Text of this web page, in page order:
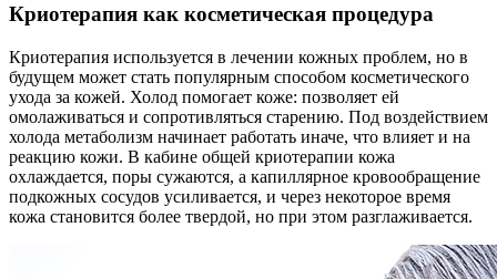
Криотерапия как косметическая процедура
Криотерапия используется в лечении кожных проблем, но в
будущем может стать популярным способом косметического
ухода за кожей. Холод помогает коже: позволяет ей
омолаживаться и сопротивляться старению. Под воздействием
холода метаболизм начинает работать иначе, что влияет и на
реакцию кожи. В кабине общей криотерапии кожа
охлаждается, поры сужаются, а капиллярное кровообращение
подкожных сосудов усиливается, и через некоторое время
кожа становится более твердой, но при этом разглаживается.